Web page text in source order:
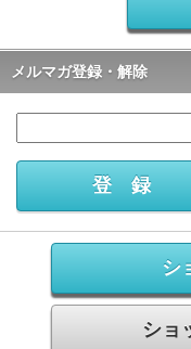
メルマガ登録・解除
シ
ショ